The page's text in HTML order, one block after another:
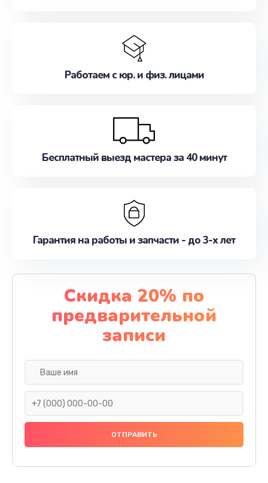
Работаем с юр. и физ. лицами
Бесплатный выезд мастера за 40 минут
Гарантия на работы и запчасти - до 3-х лет
Скидка 20% по
предварительной
записи